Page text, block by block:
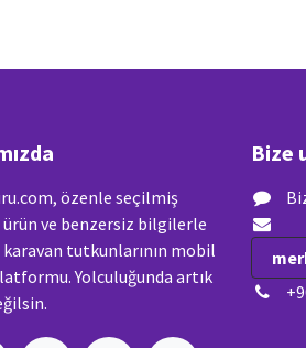
özenle seçilmiş
ürün ve benzersiz bilgilerle
karavan tutkunlarının mobil
Yolculuğunda artık
Bize